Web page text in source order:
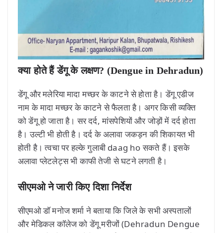
क्या होते हैं डेंगू के लक्षण? (Dengue in Dehradun)
डेंगू और मलेरिया मादा मच्छर के काटने से होता है। डेंगू एडीज
नाम के मादा मच्छर के काटने से फैलता है। अगर किसी व्यक्ति
को डेंगू हो जाता है। सर दर्द, मांसपेशियों और जोड़ों में दर्द होता
है। उल्टी भी होती है। दर्द के अलावा जकड़न की शिकायत भी
होती है। त्वचा पर हल्के गुलाबी daag ho सकते हैं। इसके
अलावा प्लेटलेट्स भी काफी तेजी से घटने लगती है।
सीएमओ ने जारी किए दिशा निर्देश
सीएमओ डॉ मनोज शर्मा ने बताया कि जिले के सभी अस्पतालों
और मेडिकल कॉलेज को डेंगू मरीजों (Dehradun Dengue